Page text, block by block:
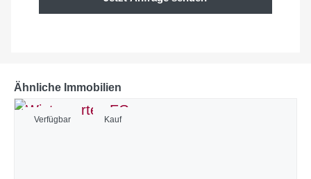
Ähnliche Immobilien
Verfügbar Kauf